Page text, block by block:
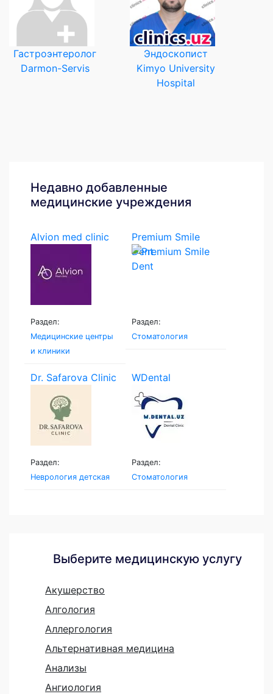
Гастроэнтеролог
Darmon-Servis
Эндоскопист
Kimyo University
Hospital
Недавно добавленные
медицинские учреждения
Alvion med clinic
Раздел:
Медицинские центры
и клиники
Premium Smile
Dent
Раздел:
Стоматология
Dr. Safarova Clinic
Раздел:
Неврология детская
WDental
Раздел:
Стоматология
Выберите медицинскую услугу
Акушерство
Алгология
Аллергология
Альтернативная медицина
Анализы
Ангиология